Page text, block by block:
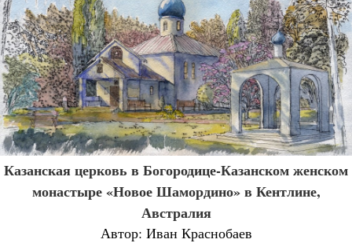
Казанская церковь в Богородице-Казанском женском
монастыре «Новое Шамордино» в Кентлине,
Австралия
Автор: Иван Краснобаев